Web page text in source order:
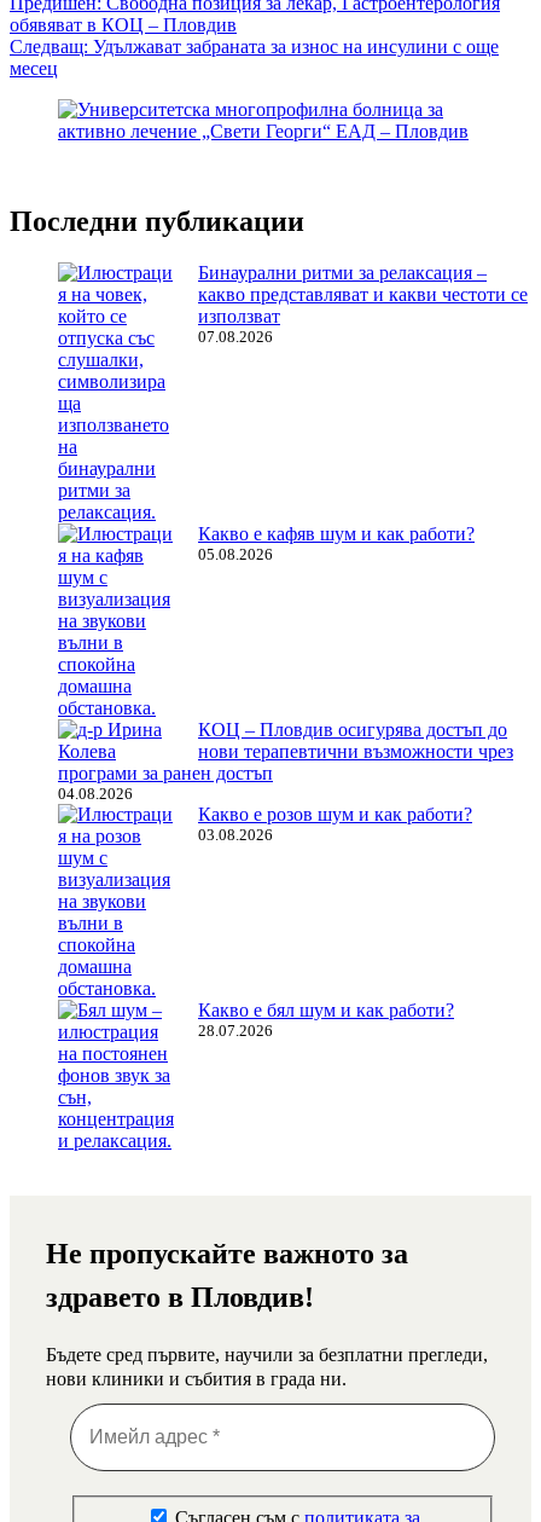
Навигация
обявяват в КОЦ – Пловдив
Следващ: Удължават забраната за износ на инсулини с още
месец
Последни публикации
Бинаурални ритми за релаксация –
какво представляват и какви честоти се
използват
07.08.2026
Какво е кафяв шум и как работи?
05.08.2026
КОЦ – Пловдив осигурява достъп до
нови терапевтични възможности чрез
програми за ранен достъп
04.08.2026
Какво е розов шум и как работи?
03.08.2026
Какво е бял шум и как работи?
28.07.2026
Не пропускайте важното за
здравето в Пловдив!
Бъдете сред първите, научили за безплатни прегледи,
нови клиники и събития в града ни.
Съгласен съм с политиката за